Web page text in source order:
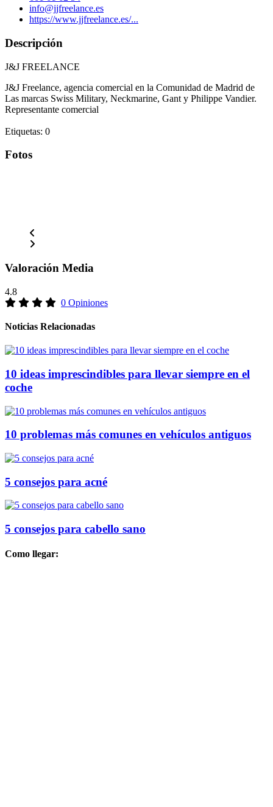
info@jjfreelance.es
https://www.jjfreelance.es/...
Descripción
J&J FREELANCE
J&J Freelance, agencia comercial en la Comunidad de Madrid de
Las marcas Swiss Military, Neckmarine, Gant y Philippe Vandier.
Representante comercial
Etiquetas: 0
Fotos
Valoración Media
4.8
0 Opiniones
Noticias Relacionadas
10 ideas imprescindibles para llevar siempre en el
coche
10 problemas más comunes en vehículos antiguos
5 consejos para acné
5 consejos para cabello sano
Como llegar: